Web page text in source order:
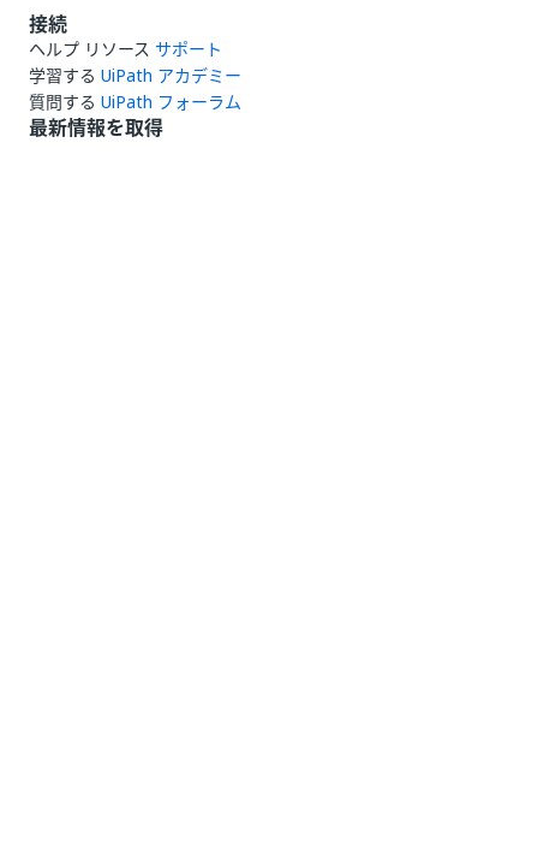
接続
ヘルプ リソース サポート
学習する UiPath アカデミー
質問する UiPath フォーラム
最新情報を取得